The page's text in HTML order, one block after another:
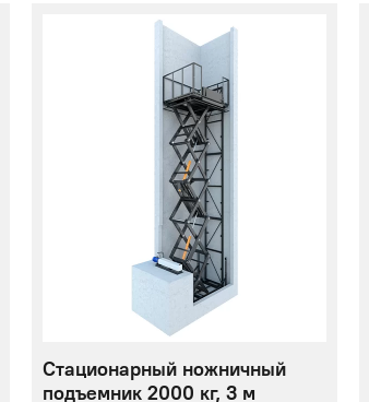
Стационарный ножничный
подъемник 2000 кг, 3 м